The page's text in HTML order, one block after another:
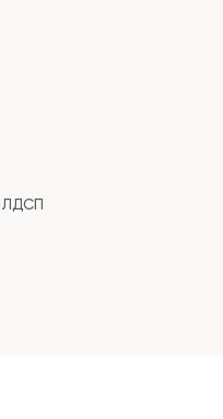
ЛДСП